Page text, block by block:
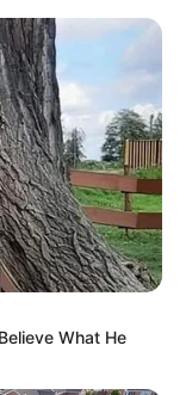
What He